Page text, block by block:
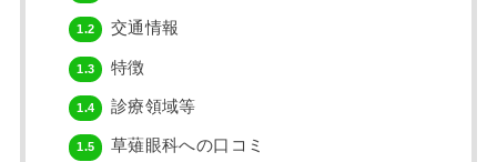
1.2 交通情報
1.3 特徴
1.4 診療領域等
1.5 草薙眼科への口コミ